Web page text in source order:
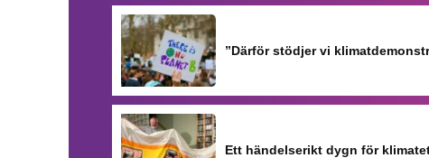
”Därför stödjer vi
Ett händelserikt dygn för